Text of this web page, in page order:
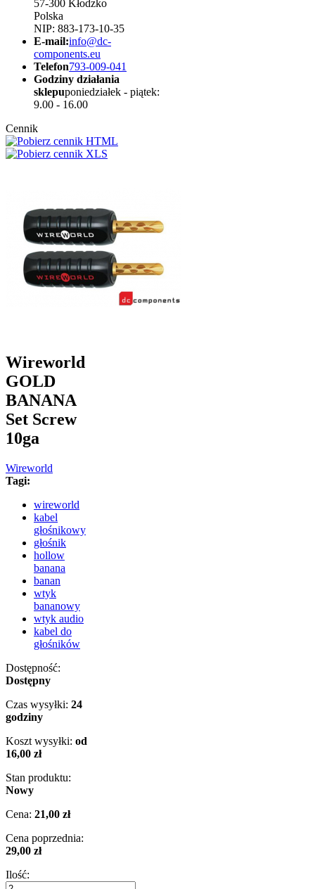
57-300 Kłodzko
Polska
NIP: 883-173-10-35
E-mail:info@dc-
components.eu
Telefon793-009-041
Godziny działania
sklepuponiedziałek - piątek:
9.00 - 16.00
Cennik
Wireworld
GOLD
BANANA
Set Screw
10ga
Wireworld
Tagi:
wireworld
kabel
głośnikowy
głośnik
hollow
banana
banan
wtyk
bananowy
wtyk audio
kabel do
głośników
Dostępność:
Dostępny
Czas wysyłki: 24
godziny
Koszt wysyłki: od
16,00 zł
Stan produktu:
Nowy
Cena: 21,00 zł
Cena poprzednia:
29,00 zł
Ilość: